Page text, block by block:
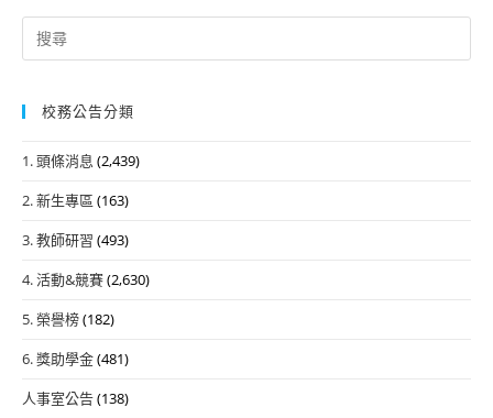
Search
for:
校務公告分類
1. 頭條消息 (2,439)
2. 新生專區 (163)
3. 教師研習 (493)
4. 活動&競賽(2,630)
5. 榮譽榜(182)
6. 獎助學金(481)
人事室公告(138)